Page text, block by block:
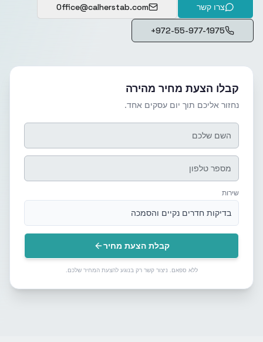
צרו קשר Office@calherstab.com
+972-55-977-1975
קבלו הצעת מחיר מהירה
נחזור אליכם תוך יום עסקים אחד.
שירות
בדיקות חדרים נקיים והסמכה
קבלת הצעת מחיר
ללא ספאם. ניצור קשר רק בנוגע להצעת המחיר שלכם.